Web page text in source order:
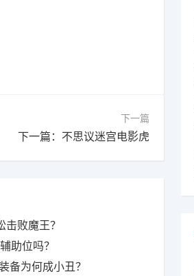
下一篇
下一篇：不思议迷宫电影虎
败魔王？
助位吗？
备为何成小丑？